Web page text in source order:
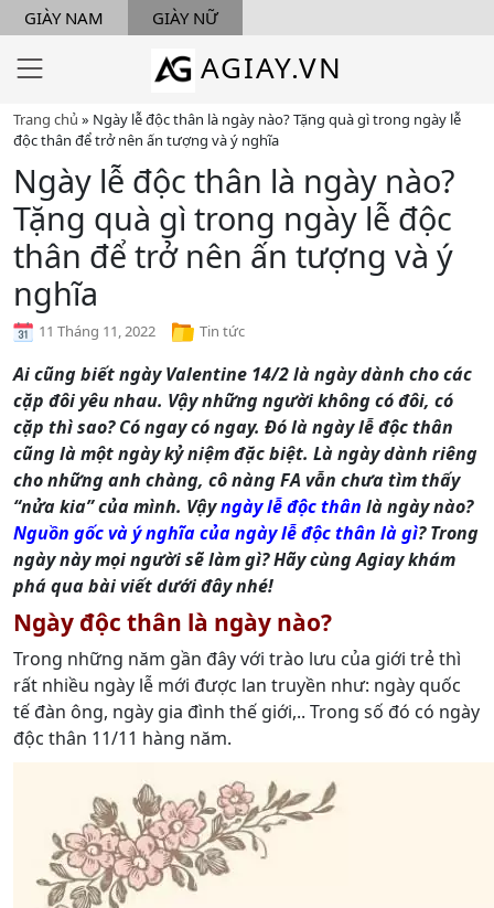
GIÀY NAM GIÀY NỮ
AGIAY.VN
Trang chủ » Ngày lễ độc thân là ngày nào? Tặng quà gì trong ngày lễ
độc thân để trở nên ấn tượng và ý nghĩa
Ngày lễ độc thân là ngày nào?
Tặng quà gì trong ngày lễ độc
thân để trở nên ấn tượng và ý
nghĩa
11 Tháng 11, 2022 Tin tức
Ai cũng biết ngày Valentine 14/2 là ngày dành cho các
cặp đôi yêu nhau. Vậy những người không có đôi, có
cặp thì sao? Có ngay có ngay. Đó là ngày lễ độc thân
cũng là một ngày kỷ niệm đặc biệt. Là ngày dành riêng
cho những anh chàng, cô nàng FA vẫn chưa tìm thấy
“nửa kia” của mình. Vậyngày lễ độc thân là ngày nào?
Nguồn gốc và ý nghĩa của ngày lễ độc thân là gì? Trong
ngày này mọi người sẽ làm gì? Hãy cùng Agiay khám
phá qua bài viết dưới đây nhé!
Ngày độc thân là ngày nào?
Trong những năm gần đây với trào lưu của giới trẻ thì
rất nhiều ngày lễ mới được lan truyền như: ngày quốc
tế đàn ông, ngày gia đình thế giới,.. Trong số đó có ngày
độc thân 11/11 hàng năm.